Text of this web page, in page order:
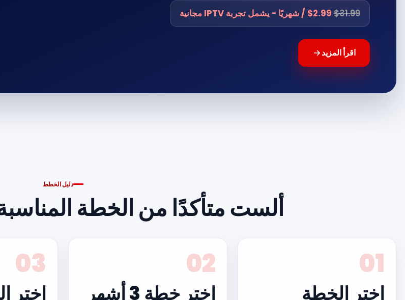
$31.99 $2.99 / شهريًا - يشمل تجربة IPTV مجانية
اقرأ المزيد
دليل الخطط
ألست متأكدًا من الخطة
01
اختر الخطة
02
اختر خطة 3 أشهر
03
اختر